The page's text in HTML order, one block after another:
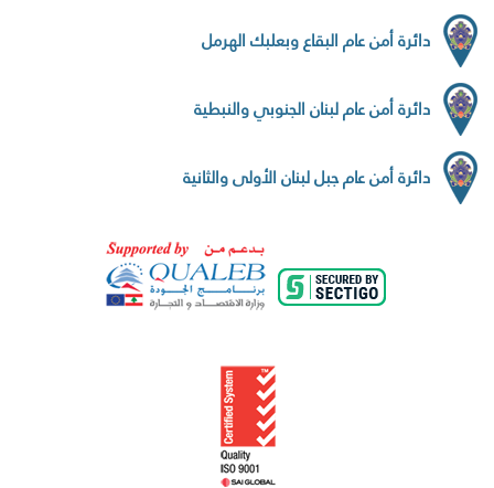
دائرة أمن عام البقاع وبعلبك الهرمل
دائرة أمن عام لبنان الجنوبي والنبطية
دائرة أمن عام جبل لبنان الأولى والثانية